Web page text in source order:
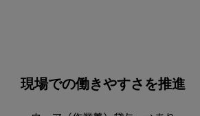
現場での働きやすさを推進